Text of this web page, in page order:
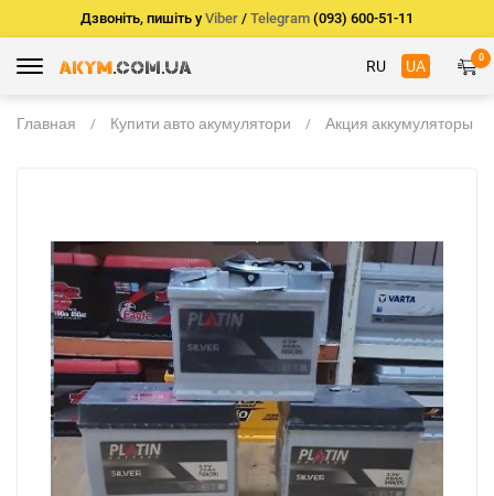
Дзвоніть, пишіть у Viber / Telegram (093) 600-51-11
RU UA 0
Главная Купити авто акумулятори Акция аккумуляторы